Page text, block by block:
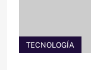
TECNOLOGÍA